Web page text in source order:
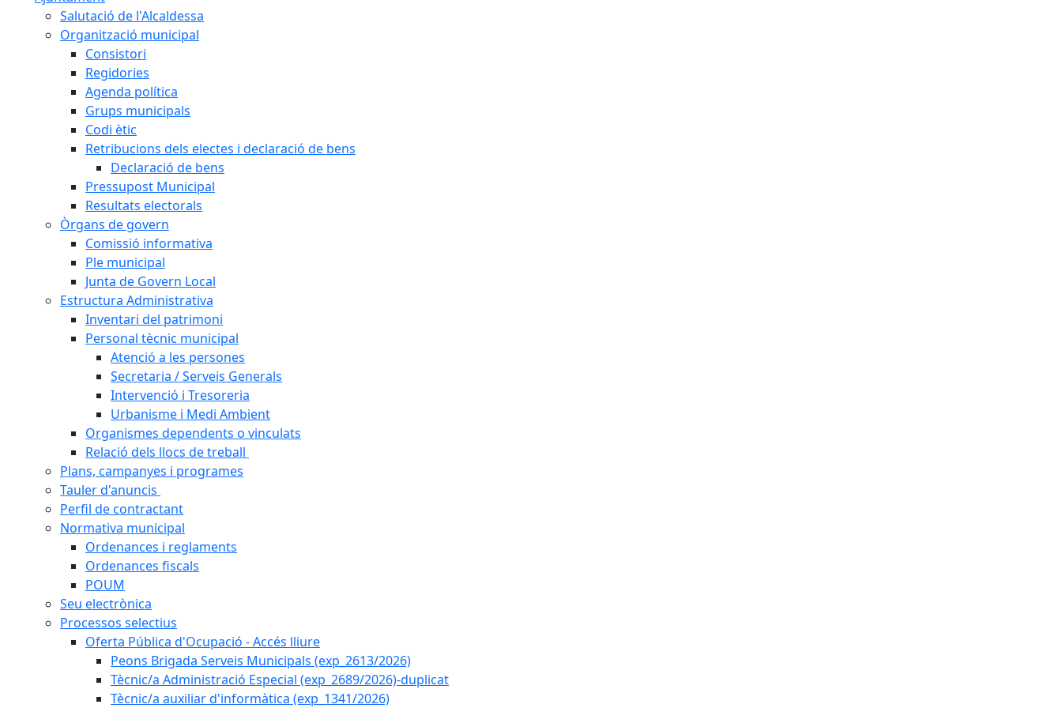
Salutació de l'Alcaldessa
Organització municipal
Consistori
Regidories
Agenda política
Grups municipals
Codi ètic
Retribucions dels electes i declaració de bens
Declaració de bens
Pressupost Municipal
Resultats electorals
Òrgans de govern
Comissió informativa
Ple municipal
Junta de Govern Local
Estructura Administrativa
Inventari del patrimoni
Personal tècnic municipal
Atenció a les persones
Secretaria / Serveis Generals
Intervenció i Tresoreria
Urbanisme i Medi Ambient
Organismes dependents o vinculats
Relació dels llocs de treball
Plans, campanyes i programes
Tauler d'anuncis
Perfil de contractant
Normativa municipal
Ordenances i reglaments
Ordenances fiscals
POUM
Seu electrònica
Processos selectius
Oferta Pública d'Ocupació - Accés lliure
Peons Brigada Serveis Municipals (exp_2613/2026)
Tècnic/a Administració Especial (exp_2689/2026)-duplicat
Tècnic/a auxiliar d'informàtica (exp_1341/2026)